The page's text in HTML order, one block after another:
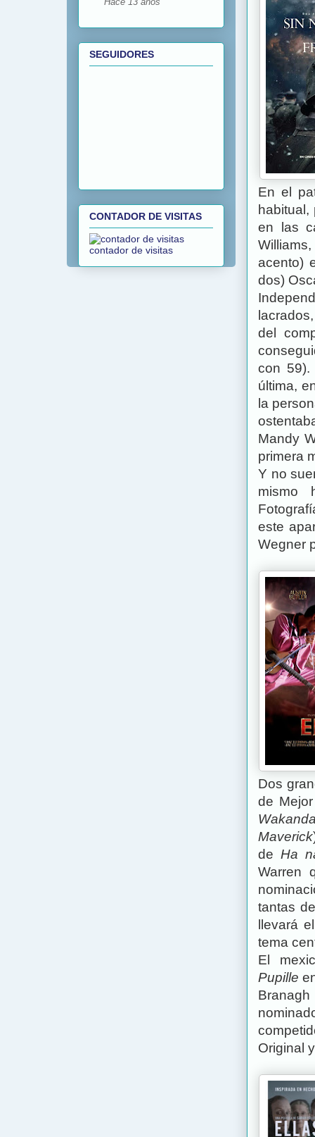
En el
en las
acento)
dos)
del
con 59).
última,
la
Mandy
primera
Y no
mismo
este
Wegner
Dos
de
Maverick
de Ha
Warren
tantas
llevará
tema
El
Pupille
Original
SEGUIDORES
CONTADOR DE VISITAS
contador de visitas